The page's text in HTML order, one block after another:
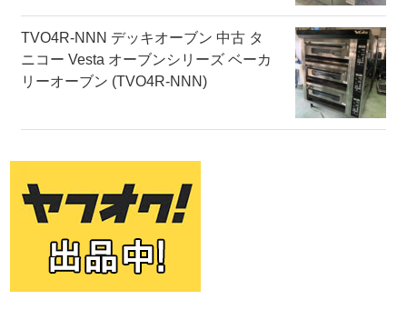
TVO4R-NNN デッキオーブン 中古 タ
ニコー Vesta オーブンシリーズ ベーカ
リーオーブン (TVO4R-NNN)